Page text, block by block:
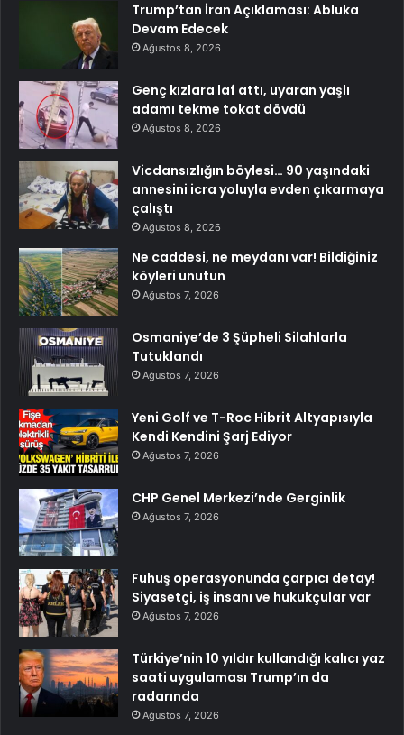
Trump’tan İran Açıklaması: Abluka
Devam Edecek
Ağustos 8, 2026
Genç kızlara laf attı, uyaran yaşlı
adamı tekme tokat dövdü
Ağustos 8, 2026
Vicdansızlığın böylesi… 90 yaşındaki
annesini icra yoluyla evden çıkarmaya
çalıştı
Ağustos 8, 2026
Ne caddesi, ne meydanı var! Bildiğiniz
köyleri unutun
Ağustos 7, 2026
Osmaniye’de 3 Şüpheli Silahlarla
Tutuklandı
Ağustos 7, 2026
Yeni Golf ve T-Roc Hibrit Altyapısıyla
Kendi Kendini Şarj Ediyor
Ağustos 7, 2026
CHP Genel Merkezi’nde Gerginlik
Ağustos 7, 2026
Fuhuş operasyonunda çarpıcı detay!
Siyasetçi, iş insanı ve hukukçular var
Ağustos 7, 2026
Türkiye’nin 10 yıldır kullandığı kalıcı yaz
saati uygulaması Trump’ın da
radarında
Ağustos 7, 2026